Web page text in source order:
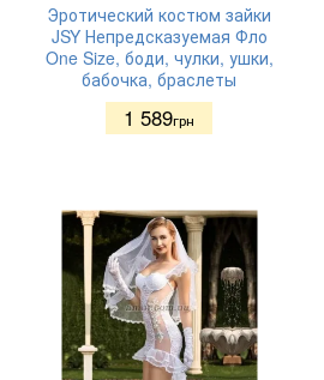
Эротический костюм зайки
JSY Непредсказуемая Фло
One Size, боди, чулки, ушки,
бабочка, браслеты
1 589грн